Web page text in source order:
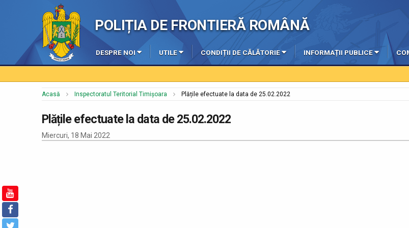
POLIȚIA DE FRONTIERĂ ROMÂNĂ
DESPRE NOI UTILE CONDIȚII DE CĂLĂTORIE INFORMAȚII PUBLICE
Acasă Inspectoratul Teritorial Timișoara Plățile efectuate la data de 25.02.2022
Plățile efectuate la data de 25.02.2022
Miercuri, 18 Mai 2022